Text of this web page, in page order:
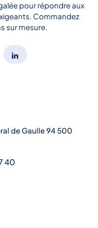
pour répondre aux
Commandez
sur mesure.
de Gaulle 94 500
40